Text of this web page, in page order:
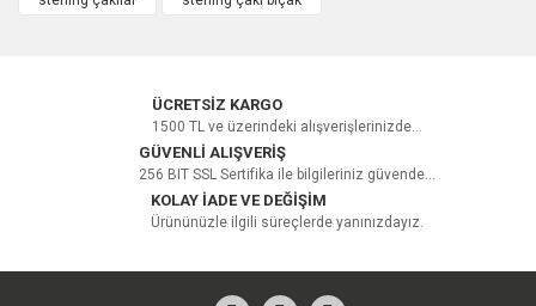
ÜCRETSİZ KARGO
1500 TL ve üzerindeki alışverişlerinizde...
GÜVENLİ ALIŞVERİŞ
256 BIT SSL Sertifika ile bilgileriniz güvende...
KOLAY İADE VE DEĞİŞİM
Ürününüzle ilgili süreçlerde yanınızdayız.